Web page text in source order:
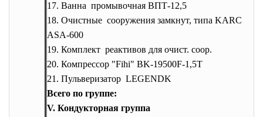
17. Ванна промывочная ВПТ-12,5
18. Очистные сооружения замкнут, типа KARCHER
ASA-600
19. Комплект реактивов для очист. coop.
20. Компрессор "Fihi" BK-19500F-1,5T
21. Пульверизатор LEGENDK
Всего по группе:
V. Кондукторная группа